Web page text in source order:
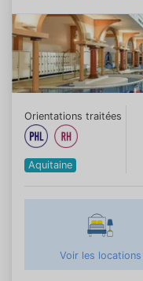
Orientations traitées
Aquitaine
Voir les locations